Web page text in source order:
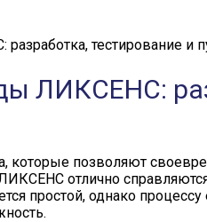
ЛИКСЕНС:
которые позволяют
отлично
простой, однако